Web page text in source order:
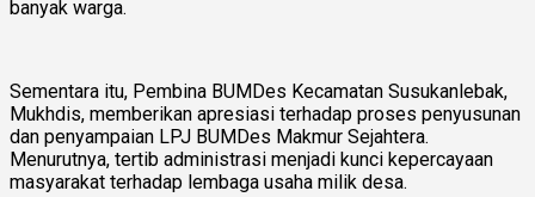
banyak warga.
Sementara itu, Pembina BUMDes Kecamatan Susukanlebak,
Mukhdis, memberikan apresiasi terhadap proses penyusunan
dan penyampaian LPJ BUMDes Makmur Sejahtera.
Menurutnya, tertib administrasi menjadi kunci kepercayaan
masyarakat terhadap lembaga usaha milik desa.